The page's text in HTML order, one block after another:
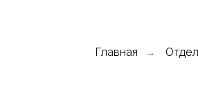
Главная →